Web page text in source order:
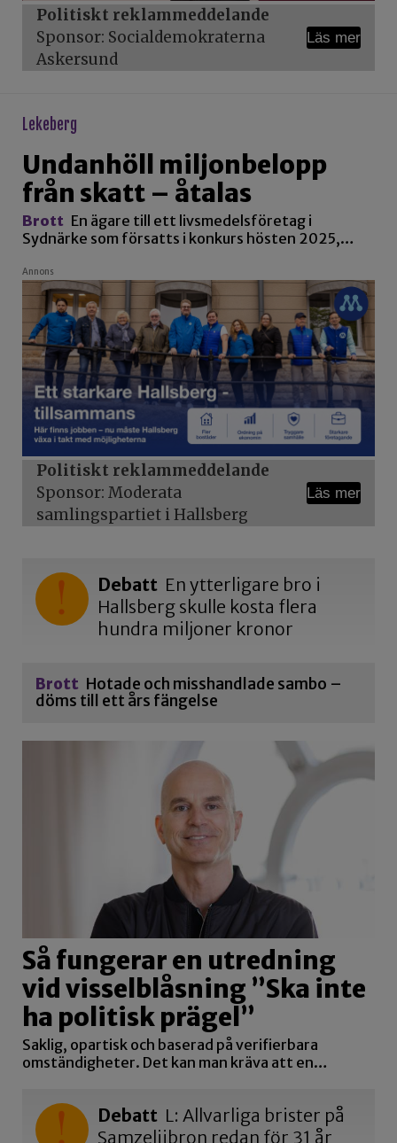
Politiskt reklammeddelande
Sponsor: Socialdemokraterna
Askersund
Läs mer
lekeberg
Undanhöll miljonbelopp
från skatt – åtalas
Brott En ägare till ett livsmedelsföretag i
Sydnärke som försatts i konkurs hösten 2025,…
Annons
Politiskt reklammeddelande
Sponsor: Moderata
samlingspartiet i Hallsberg
Läs mer
Debatt En ytterligare bro i
Hallsberg skulle kosta flera
hundra miljoner kronor
Brott Hotade och misshandlade sambo –
döms till ett års fängelse
Så fungerar en utredning
vid visselblåsning ”Ska inte
ha politisk prägel”
Saklig, opartisk och baserad på verifierbara
omständigheter. Det kan man kräva att en…
Debatt L: Allvarliga brister på
Samzeliibron redan för 31 år